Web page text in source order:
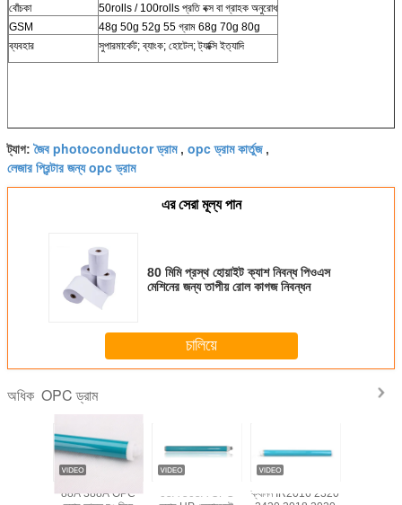
বোঁচকা
50rolls / 100rolls প্রতি বক্স বা গ্রাহক অনুরোধ
GSM
48g 50g 52g 55 গ্রাম 68g 70g 80g
ব্যবহার
সুপারমার্কেট; ব্যাংক; হোটেল; ট্যাক্সি ইত্যাদি
ট্যাগ:জৈব photoconductor ড্রাম, opc ড্রাম কার্তুজ,
লেজার প্রিন্টার জন্য opc ড্রাম
এর সেরা মূল্য পান
80 মিমি প্রস্থ হোয়াইট ক্যাশ নিবন্ধ পিওএস
মেশিনের জন্য তাপীয় রোল কাগজ নিবন্ধন
চালিয়ে
অধিক OPC ড্রাম
88A 388A OPC
05A 505A OPC
ক্যানন IR2016 2320